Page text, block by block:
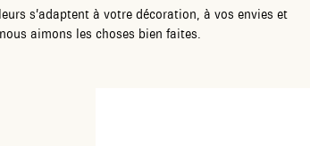
s’adaptent à votre décoration, à vos envies et
aimons les choses bien faites.